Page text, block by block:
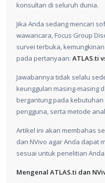
konsultan di seluruh dunia.
Jika Anda sedang mencari
wawancara, Focus Group
survei terbuka,
pada pertanyaan: ATLAS.ti
Jawabannya tidak selalu
keunggulan masing-masing
bergantung pada
pengguna, serta metode
Artikel ini akan membahas
dan NVivo agar Anda dapat
sesuai untuk penelitian Anda.
Mengenal ATLAS.ti dan